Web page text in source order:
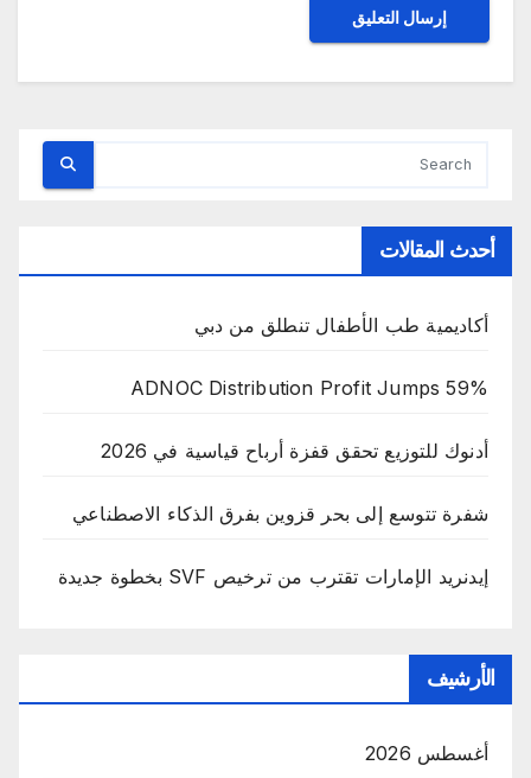
أحدث المقالات
أكاديمية طب الأطفال تنطلق من دبي
ADNOC Distribution Profit Jumps 59%
أدنوك للتوزيع تحقق قفزة أرباح قياسية في 2026
شفرة تتوسع إلى بحر قزوين بفرق الذكاء الاصطناعي
إيدنريد الإمارات تقترب من ترخيص SVF بخطوة جديدة
الأرشيف
أغسطس 2026